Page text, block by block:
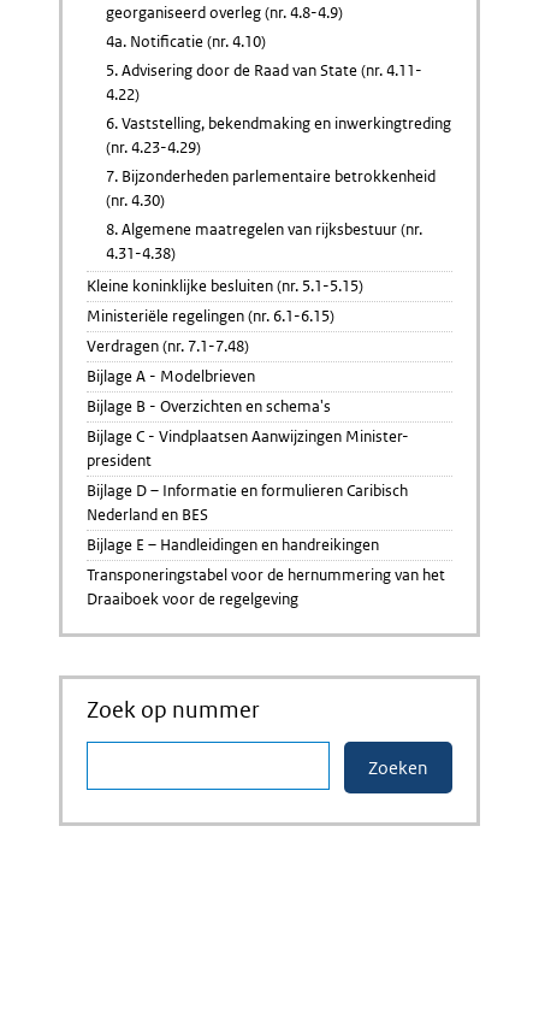
georganiseerd overleg (nr. 4.8-4.9)
4a. Notificatie (nr. 4.10)
5. Advisering door de Raad van State (nr. 4.11-
4.22)
6. Vaststelling, bekendmaking en inwerkingtreding
(nr. 4.23-4.29)
7. Bijzonderheden parlementaire betrokkenheid
(nr. 4.30)
8. Algemene maatregelen van rijksbestuur (nr.
4.31-4.38)
Kleine koninklijke besluiten (nr. 5.1-5.15)
Ministeriële regelingen (nr. 6.1-6.15)
Verdragen (nr. 7.1-7.48)
Bijlage A - Modelbrieven
Bijlage B - Overzichten en schema's
Bijlage C - Vindplaatsen Aanwijzingen Minister-
president
Bijlage D – Informatie en formulieren Caribisch
Nederland en BES
Bijlage E – Handleidingen en handreikingen
Transponeringstabel voor de hernummering van het
Draaiboek voor de regelgeving
Zoek op nummer